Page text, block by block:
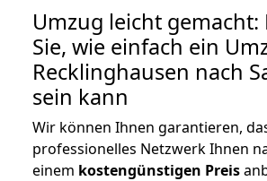
Umzug leicht gemacht:
Sie, wie einfach ein
Recklinghausen nach
sein kann
Wir können Ihnen garantieren,
professionelles Netzwerk Ihnen
einem kostengünstigen Preis